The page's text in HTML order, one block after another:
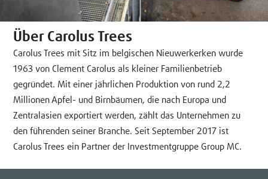
Über Carolus Trees
Carolus Trees mit Sitz im belgischen Nieuwerkerken wurde
1963 von Clement Carolus als kleiner Familienbetrieb
gegründet. Mit einer jährlichen Produktion von rund 2,2
Millionen Apfel- und Birnbäumen, die nach Europa und
Zentralasien exportiert werden, zählt das Unternehmen zu
den führenden seiner Branche. Seit September 2017 ist
Carolus Trees ein Partner der Investmentgruppe Group MC.